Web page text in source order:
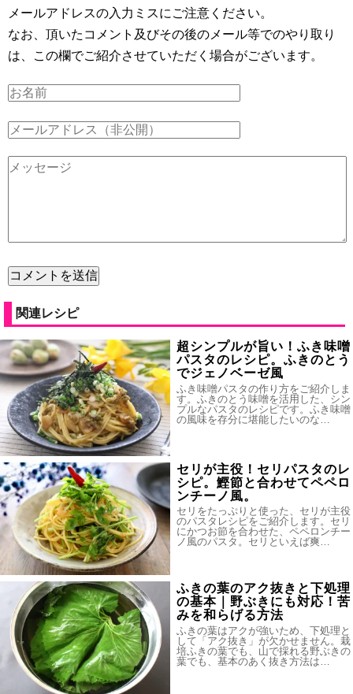
メールアドレスの入力ミスにご注意ください。
なお、頂いたコメント及びその後のメール等でのやり取り
は、この欄でご紹介させていただく場合がございます。
関連レシピ
超シンプルが旨い！ふき味噌
パスタのレシピ。ふきのとう
でジェノベーゼ風
ふき味噌パスタの作り方をご紹介しま
す。ふきのとう味噌を活用した、シン
プルなパスタのレシピです。ふき味噌
の風味を存分に堪能したいのな…
セリが主役！セリパスタのレ
シピ。鰹節と合わせてペペロ
ンチーノ風。
セリをたっぷりと使った、セリが主役
のパスタレシピをご紹介します。セリ
にかつお節を合わせた、ペペロンチー
ノ風のパスタ。セリといえば爽…
ふきの葉のアク抜きと下処理
の基本｜野ぶきにも対応！苦
みを和らげる方法
ふきの葉はアクが強いため、下処理と
して「アク抜き」が欠かせません。栽
培ふきの葉でも、山で採れる野ぶきの
葉でも、基本のあく抜き方法は…